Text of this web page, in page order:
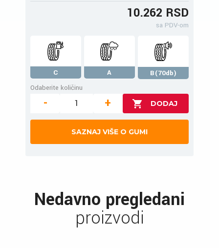
10.262 RSD
sa PDV-om
C A
B(70db)
Odaberite količinu
- +
SAZNAJ VIŠE O GUMI
Nedavno pregledani
proizvodi